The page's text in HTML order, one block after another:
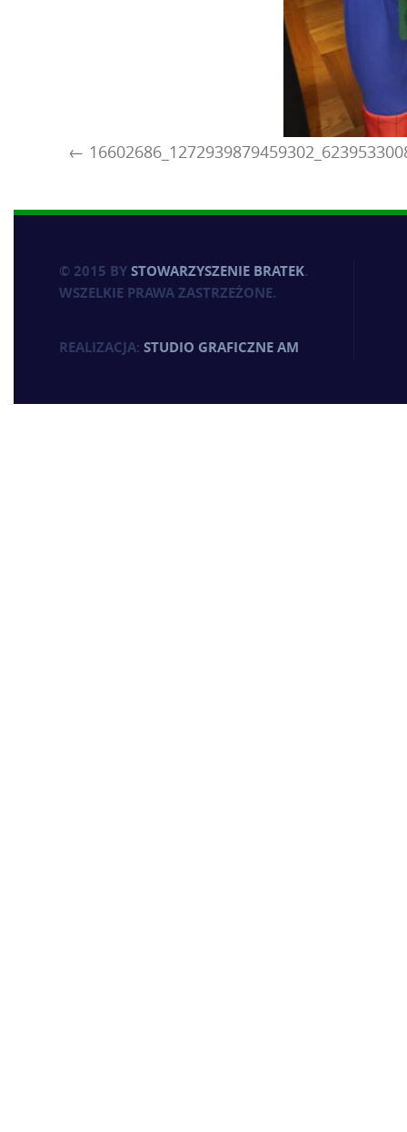
© 2015 BYSTOWARZYSZENIE BRATEK.
WSZELKIE PRAWA ZASTRZEŻONE.
REALIZACJA: STUDIO GRAFICZNE AM